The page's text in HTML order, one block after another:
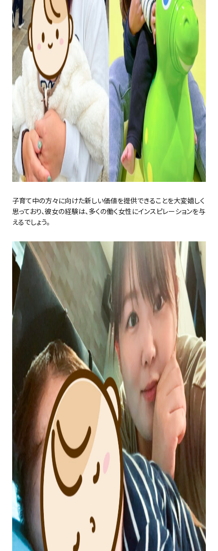
子育て中の方々に向けた新しい価値を提供できることを大変嬉しく
思っており、彼女の経験は、多くの働く女性にインスピレーションを与
えるでしょう。